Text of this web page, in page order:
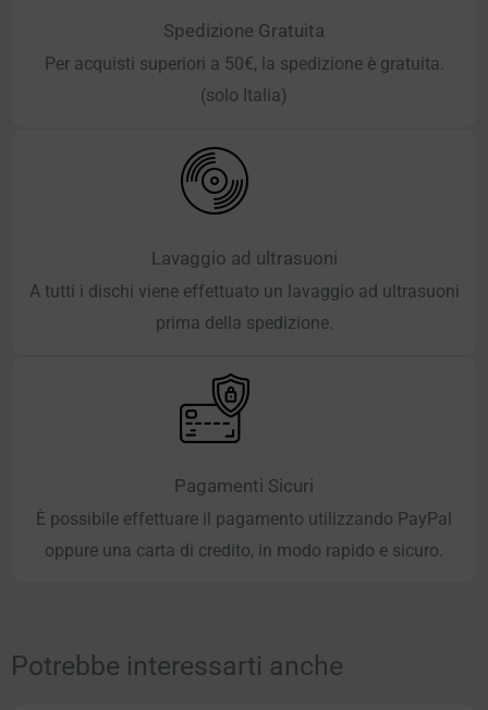
Spedizione Gratuita
Per acquisti superiori a 50€, la spedizione è gratuita.
(solo Italia)
Lavaggio ad ultrasuoni
A tutti i dischi viene effettuato un lavaggio ad ultrasuoni
prima della spedizione.
Pagamenti Sicuri
È possibile effettuare il pagamento utilizzando PayPal
oppure una carta di credito, in modo rapido e sicuro.
Potrebbe interessarti anche